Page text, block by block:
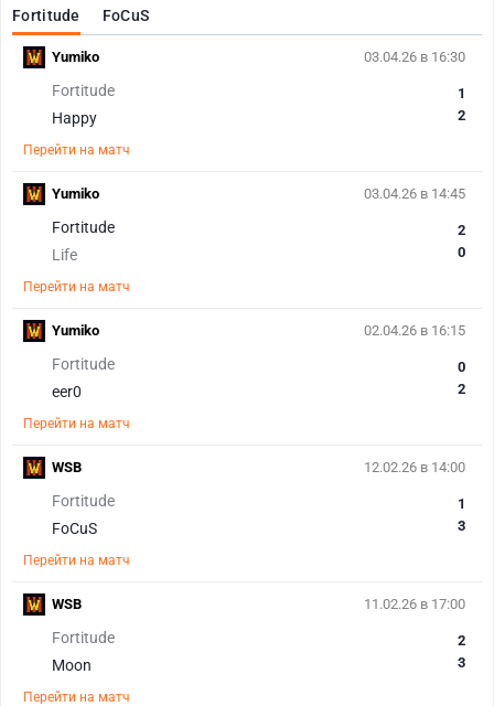
Fortitude FoCuS
03.04.26 в 16:30
Fortitude
Happy
1
2
Перейти на матч
Yumiko
03.04.26 в 14:45
Fortitude
Life
2
0
Перейти на матч
Yumiko
02.04.26 в 16:15
Fortitude
eer0
0
2
Перейти на матч
Yumiko
12.02.26 в 14:00
Fortitude
FoCuS
1
3
Перейти на матч
WSB
11.02.26 в 17:00
Fortitude
Moon
2
3
Перейти на матч
WSB